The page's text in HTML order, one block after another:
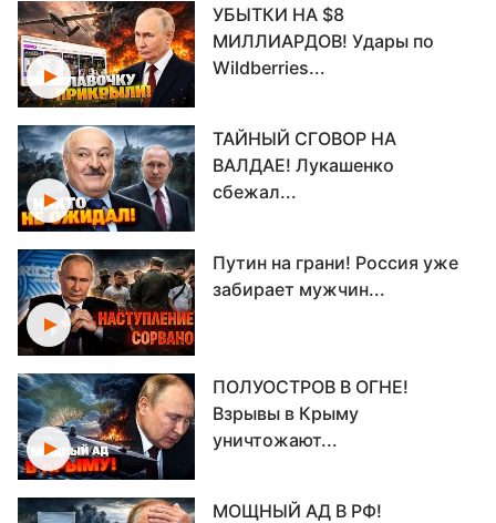
УБЫТКИ НА $8
МИЛЛИАРДОВ! Удары по
Wildberries...
ТАЙНЫЙ СГОВОР НА
ВАЛДАЕ! Лукашенко
сбежал...
Путин на грани! Россия уже
забирает мужчин...
ПОЛУОСТРОВ В ОГНЕ!
Взрывы в Крыму
уничтожают...
МОЩНЫЙ АД В РФ!